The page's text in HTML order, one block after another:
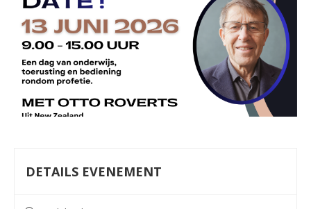
DETAILS EVENEMENT